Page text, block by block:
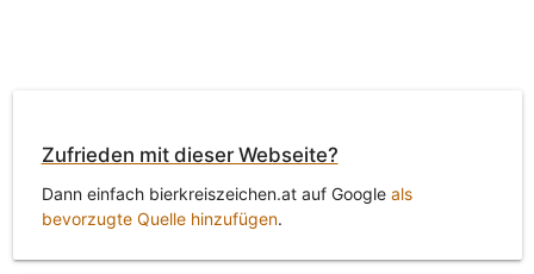
Zufrieden mit dieser Webseite?
Dann einfach bierkreiszeichen.at auf Google als
bevorzugte Quelle hinzufügen.